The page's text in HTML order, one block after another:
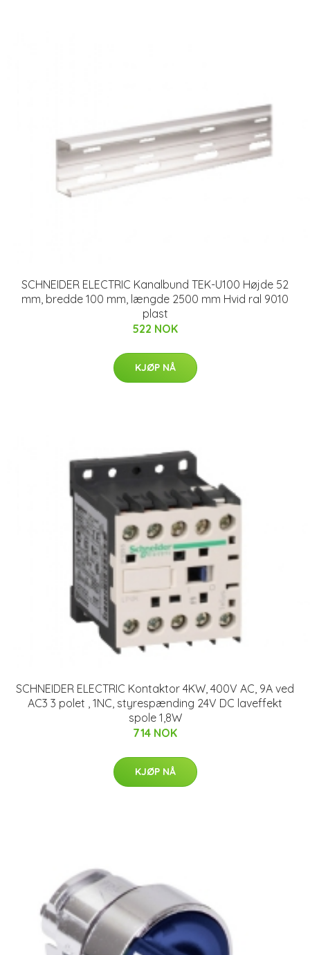
SCHNEIDER ELECTRIC Kanalbund TEK-U100 Højde 52
mm, bredde 100 mm, længde 2500 mm Hvid ral 9010
plast
522 NOK
KJØP NÅ
SCHNEIDER ELECTRIC Kontaktor 4KW, 400V AC, 9A ved
AC3 3 polet , 1NC, styrespænding 24V DC laveffekt
spole 1,8W
714 NOK
KJØP NÅ